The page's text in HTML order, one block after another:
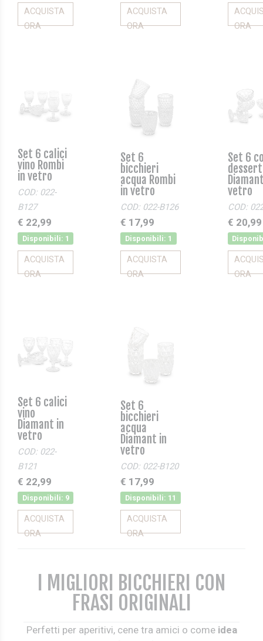
ACQUISTA
ORA
ACQUISTA
ORA
ORA
Set 6 calici
vino Rombi
in vetro
COD: 022-
B127
€ 22,99
Disponibili: 1
ACQUISTA
ORA
Set 6
bicchieri
acqua Rombi
in vetro
COD: 022-B126
€ 17,99
Disponibili: 1
ACQUISTA
ORA
Set 6
dessert
vetro
COD:
€ 20,99
ORA
Set 6 calici
vino
Diamant in
vetro
COD: 022-
B121
€ 22,99
Disponibili: 9
ACQUISTA
ORA
Set 6
bicchieri
acqua
Diamant in
vetro
COD: 022-B120
€ 17,99
Disponibili: 11
ACQUISTA
ORA
I MIGLIORI BICCHIERI CON
FRASI ORIGINALI
Perfetti per aperitivi, cene tra amici o come idea